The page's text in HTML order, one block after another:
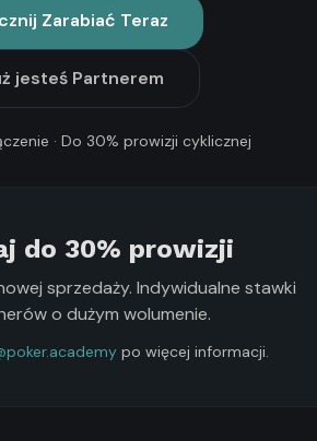
Zarabiać Teraz
jesteś Partnerem
· Do 30% prowizji cyklicznej
do 30% prowizji
sprzedaży. Indywidualne stawki
o dużym wolumenie.
po więcej informacji.